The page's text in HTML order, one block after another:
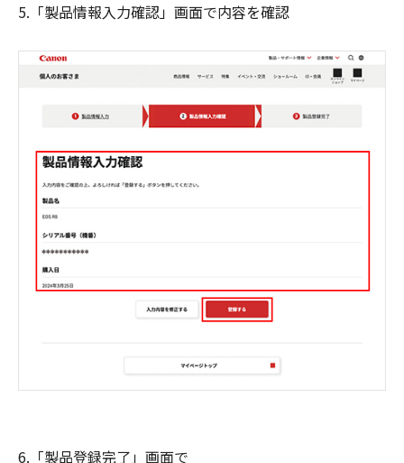
5.「製品情報入力確認」画面で内容を確認
6.「製品登録完了」画面で